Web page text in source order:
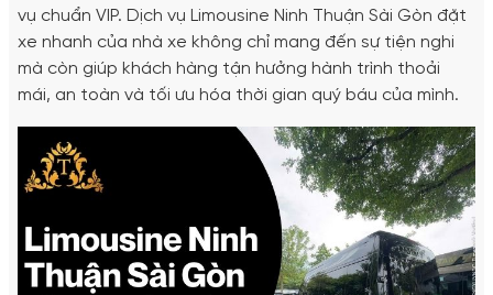
vụ chuẩn VIP. Dịch vụ Limousine Ninh Thuận Sài Gòn đặt
xe nhanh của nhà xe không chỉ mang đến sự tiện nghi
mà còn giúp khách hàng tận hưởng hành trình thoải
mái, an toàn và tối ưu hóa thời gian quý báu của mình.